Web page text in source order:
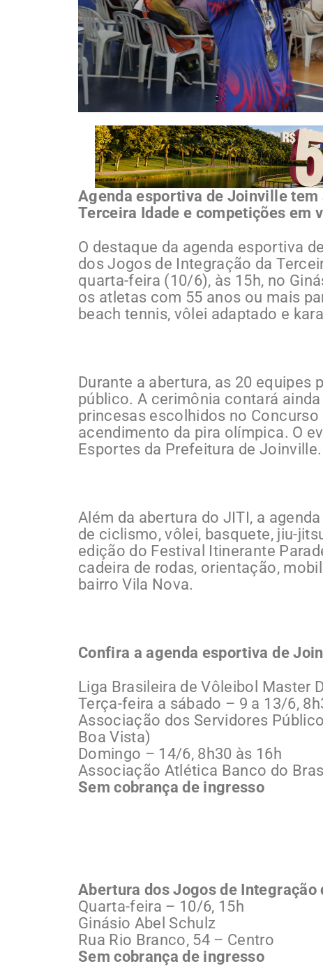
Agenda esportiva de Joinville
Terceira Idade e competições em
O destaque da agenda esportiva
dos Jogos de Integração da
quarta-feira (10/6), às 15h, no
os atletas com 55 anos ou mais
beach tennis, vôlei adaptado e
Durante a abertura, as 20 equipes
público. A cerimônia contará
princesas escolhidos no
acendimento da pira olímpica. O
Esportes da Prefeitura de Joinville.
Além da abertura do JITI, a
de ciclismo, vôlei, basquete, jiu-
edição do Festival Itinerante
cadeira de rodas, orientação,
bairro Vila Nova.
Confira a agenda esportiva de
Liga Brasileira de Vôleibol Master
Terça-feira a sábado – 9 a 13/6,
Associação dos Servidores
Boa Vista)
Domingo – 14/6, 8h30 às 16h
Associação Atlética Banco do
Sem cobrança de ingresso
Abertura dos Jogos de Integração
Quarta-feira – 10/6, 15h
Ginásio Abel Schulz
Rua Rio Branco, 54 – Centro
Sem cobrança de ingresso